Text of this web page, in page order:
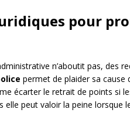
pour
n’aboutit pas, des
permet de plaider sa cause
écarter le retrait de points si
elle peut valoir la peine lorsque